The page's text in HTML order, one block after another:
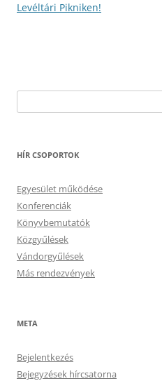
Levéltári Pikniken!
HÍR CSOPORTOK
Egyesület működése
Konferenciák
Könyvbemutatók
Közgyűlések
Vándorgyűlések
Más rendezvények
META
Bejelentkezés
Bejegyzések hírcsatorna